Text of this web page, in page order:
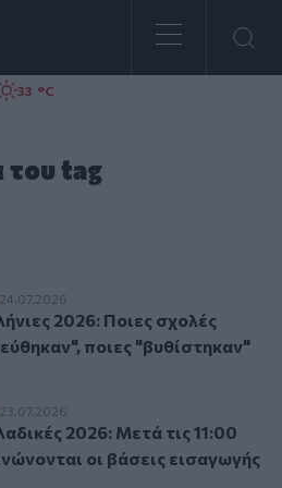
33 °C
του tag
2026: Ποιες σχολές
24.07.2026
2026: Ποιες σχολές
ποιες "βυθίστηκαν"
2026: Μετά τις 11:00
23.07.2026
2026: Μετά τις 11:00
οι βάσεις εισαγωγής